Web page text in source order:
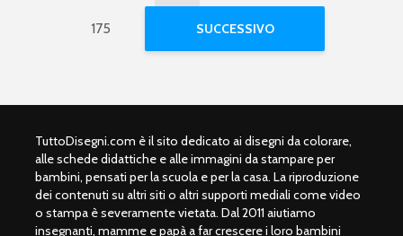
175 SUCCESSIVO
TuttoDisegni.com è il sito dedicato ai disegni da colorare,
alle schede didattiche e alle immagini da stampare per
bambini, pensati per la scuola e per la casa. La riproduzione
dei contenuti su altri siti o altri supporti mediali come video
o stampa è severamente vietata. Dal 2011 aiutiamo
insegnanti, mamme e papà a far crescere i loro bambini